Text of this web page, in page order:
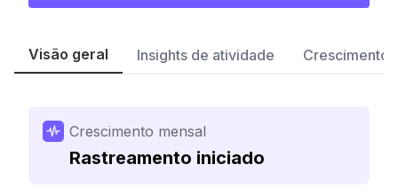
Visão geral Insights de atividade Crescimento
Crescimento mensal
Rastreamento iniciado